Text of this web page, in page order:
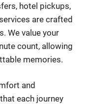
hotel pickups,
are crafted
We value your
count, allowing
memories.
and
each journey